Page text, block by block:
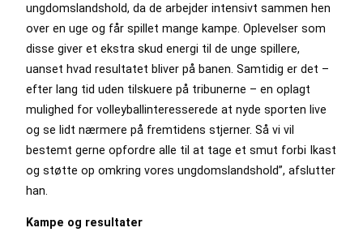
ungdomslandshold, da de arbejder intensivt sammen hen
over en uge og får spillet mange kampe. Oplevelser som
disse giver et ekstra skud energi til de unge spillere,
uanset hvad resultatet bliver på banen. Samtidig er det –
efter lang tid uden tilskuere på tribunerne – en oplagt
mulighed for volleyballinteresserede at nyde sporten live
og se lidt nærmere på fremtidens stjerner. Så vi vil
bestemt gerne opfordre alle til at tage et smut forbi Ikast
og støtte op omkring vores ungdomslandshold”, afslutter
han.
Kampe og resultater